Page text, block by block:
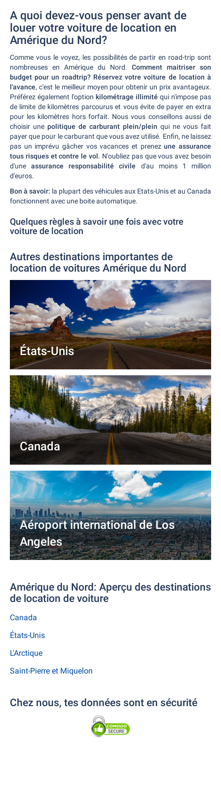
A quoi devez-vous penser avant de
louer votre voiture de location en
Amérique du Nord?
Comme vous le voyez, les possibilités de partir en road-trip sont
nombreuses en Amérique du Nord. Comment maitriser son
budget pour un roadtrip? Réservez votre voiture de location à
l'avance, c'est le meilleur moyen pour obtenir un prix avantageux.
Préférez également l'option kilométrage illimité qui n'impose pas
de limite de kilomètres parcourus et vous évite de payer en extra
pour les kilomètres hors forfait. Nous vous conseillons aussi de
choisir une politique de carburant plein/plein qui ne vous fait
payer que pour le carburant que vous avez utilisé. Enfin, ne laissez
pas un imprévu gâcher vos vacances et prenezune assurance
tous risques et contre le vol. N'oubliez pas que vous avez besoin
d'uneassurance responsabilité civile d'au moins 1 million
d'euros.
Bon à savoir: la plupart des véhicules aux Etats-Unis et au Canada
fonctionnent avec une boite automatique.
Quelques règles à savoir une fois avec votre
voiture de location
Autres destinations importantes de
location de voitures Amérique du Nord
États-Unis
Canada
Aéroport international de Los
Angeles
Amérique du Nord: Aperçu des destinations
de location de voiture
Canada
États-Unis
L'Arctique
Saint-Pierre et Miquelon
Chez nous, tes données sont en sécurité